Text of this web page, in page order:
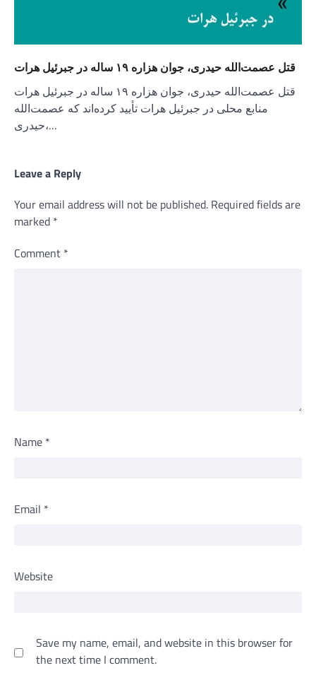
قتل عصمت‌الله حیدری، جوان هزاره ۱۹ ساله در جبرئیل هرات
قتل عصمت‌الله حیدری، جوان هزاره ۱۹ ساله در جبرئیل هرات
منابع محلی در جبرئیل هرات تأیید کرده‌اند که عصمت‌الله
حیدری،…
Leave a Reply
Your email address will not be published. Required fields are
marked *
Comment *
Name *
Email *
Website
Save my name, email, and website in this browser for
the next time I comment.